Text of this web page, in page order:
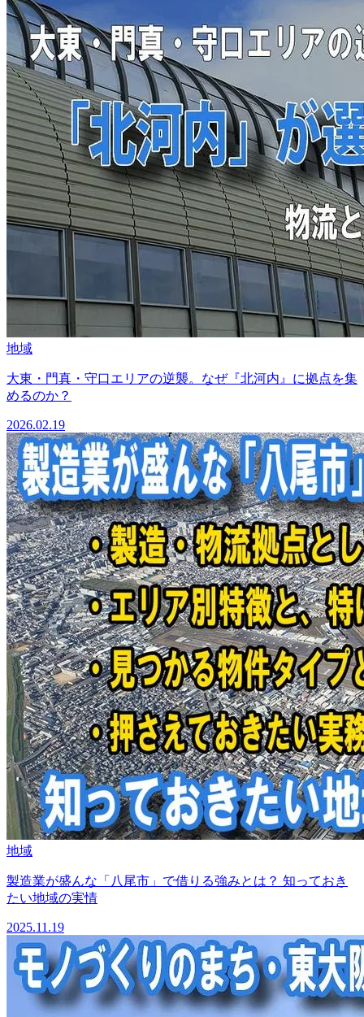
地域
大東・門真・守口エリアの逆襲。なぜ『北河内』に拠点を集
めるのか？
2026.02.19
地域
製造業が盛んな「八尾市」で借りる強みとは？ 知っておき
たい地域の実情
2025.11.19